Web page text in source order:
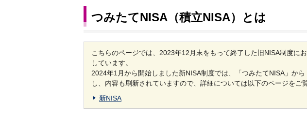
つみたてNISA（積立NISA）とは
こちらのページでは、2023年12月末をもって終了した旧NISA制度に
しています。
2024年1月から開始しました新NISA制度では、「つみたてNISA」か
し、内容も刷新されていますので、詳細については以下のページをご
新NISA